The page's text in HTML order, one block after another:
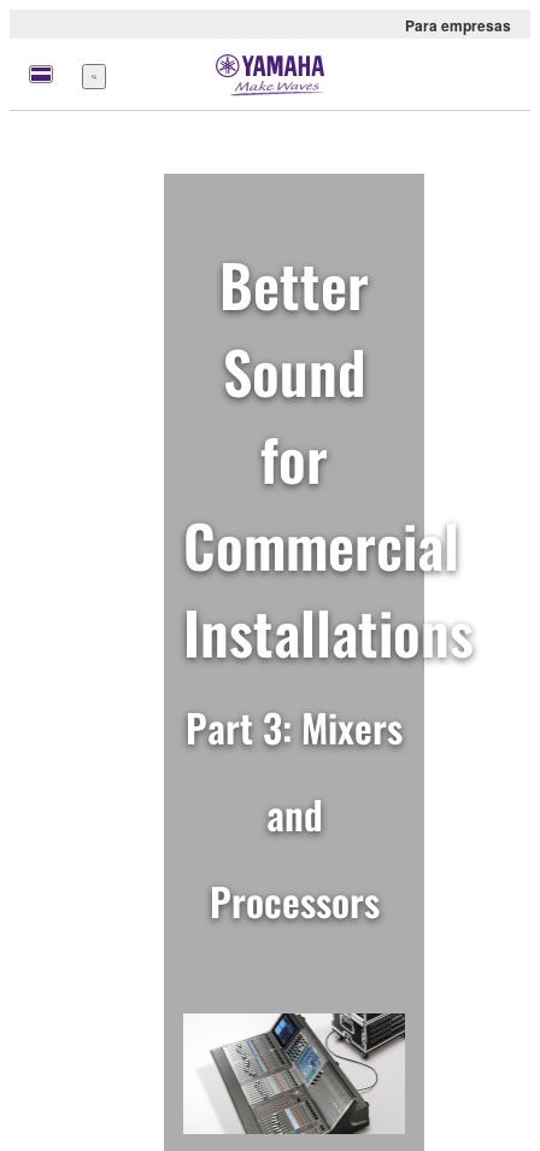
Para empresas
Menu
Better
Sound
for
Commercial
Installations
Part 3: Mixers
and
Processors